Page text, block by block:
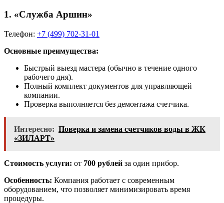
1. «Служба Аршин»
Телефон: +7 (499) 702-31-01
Основные преимущества:
Быстрый выезд мастера (обычно в течение одного
рабочего дня).
Полный комплект документов для управляющей
компании.
Проверка выполняется без демонтажа счетчика.
Интересно: Поверка и замена счетчиков воды в ЖК
«ЗИЛАРТ»
Стоимость услуги: от 700 рублей за один прибор.
Особенность: Компания работает с современным
оборудованием, что позволяет минимизировать время
процедуры.